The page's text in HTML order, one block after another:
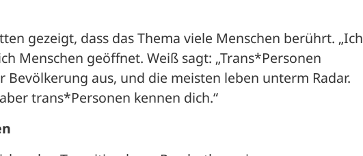
gezeigt, dass das Thema viele Menschen berührt. „Ich
Menschen geöffnet. Weiß sagt: „Trans*Personen
aus, und die meisten leben unterm Radar.
trans*Personen kennen dich.“